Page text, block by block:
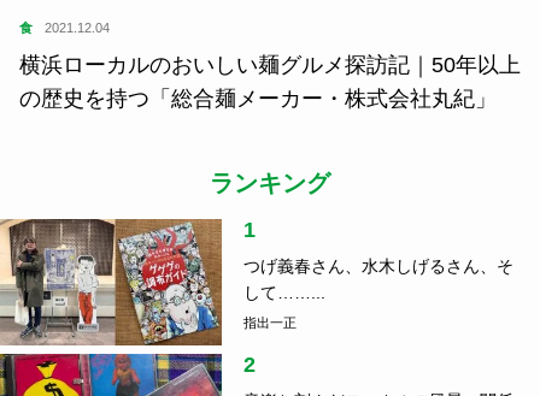
食 2021.12.04
横浜ローカルのおいしい麺グルメ探訪記｜50年以上
の歴史を持つ「総合麺メーカー・株式会社丸紀」
ランキング
1
つげ義春さん、水木しげるさん、そ
して……...
指出一正
2